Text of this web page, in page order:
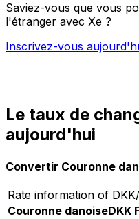
Saviez-vous que vous
l'étranger avec Xe ?
Inscrivez-vous
Le taux de
aujourd'hui
Convertir Couronne
Rate information of
Couronne danoiseDKK